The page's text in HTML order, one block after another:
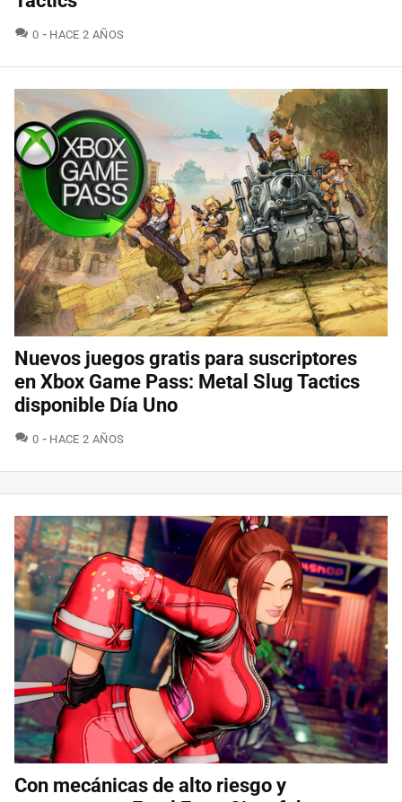
0 COMENTARIOS
HACE 2 AÑOS
Nuevos juegos gratis para suscriptores
en Xbox Game Pass: Metal Slug Tactics
disponible Día Uno
0 COMENTARIOS
HACE 2 AÑOS
Con mecánicas de alto riesgo y